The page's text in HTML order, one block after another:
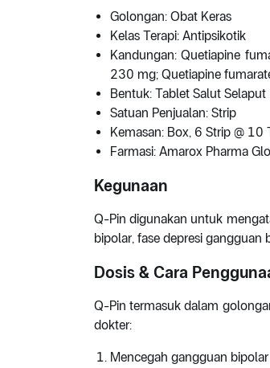
Golongan: Obat Keras
Kelas Terapi: Antipsikotik
Kandungan: Quetiapine
230 mg; Quetiapine
Bentuk: Tablet Salut Selaput
Satuan Penjualan: Strip
Kemasan: Box, 6 Strip @ 10
Farmasi: Amarox Pharma
Kegunaan
Q-Pin digunakan untuk
bipolar, fase depresi gangguan
Dosis & Cara
Q-Pin termasuk dalam
dokter:
Mencegah gangguan bipolar